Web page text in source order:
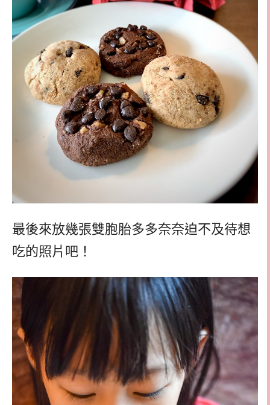
最後來放幾張雙胞胎多多奈奈迫不及待想
吃的照片吧！